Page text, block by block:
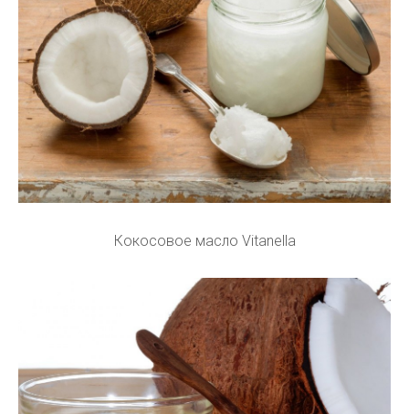
Кокосовое масло Vitanella